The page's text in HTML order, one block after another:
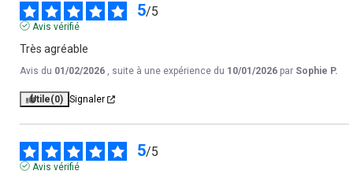
5/5
Avis vérifié
Très agréable
Avis du 01/02/2026 , suite à une expérience du 10/01/2026 par Sophie P.
Utile(0) Signaler
5/5
Avis vérifié